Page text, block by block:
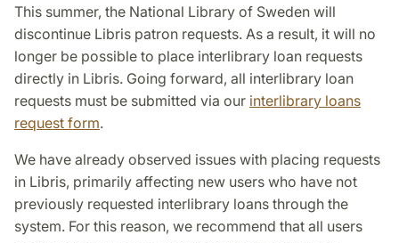
This summer, the National Library of Sweden will
discontinue Libris patron requests. As a result, it will no
longer be possible to place interlibrary loan requests
directly in Libris. Going forward, all interlibrary loan
requests must be submitted via our interlibrary loans
request form.
We have already observed issues with placing requests
in Libris, primarily affecting new users who have not
previously requested interlibrary loans through the
system. For this reason, we recommend that all users